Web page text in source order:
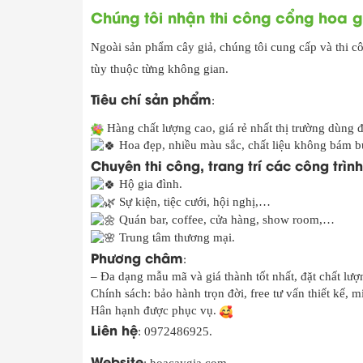
Chúng tôi nhận thi công cổng hoa
Ngoài sản phẩm cây giả, chúng tôi cung cấp và thi
tùy thuộc từng không gian.
Tiêu chí sản phẩm:
Hàng chất lượng cao, giá rẻ nhất thị trường dùng
Hoa đẹp, nhiều màu sắc, chất liệu không bám
Chuyên thi công, trang trí các công
Hộ gia đình.
Sự kiện, tiệc cưới, hội nghị,…
Quán bar, coffee, cửa hàng, show room,…
Trung tâm thương mại.
Phương châm:
– Đa dạng mẫu mã và giá thành tốt nhất, đặt chất
Chính sách: bảo hành trọn đời, free tư vấn thiết kế,
Hân hạnh được phục vụ.
Liên hệ: 0972486925.